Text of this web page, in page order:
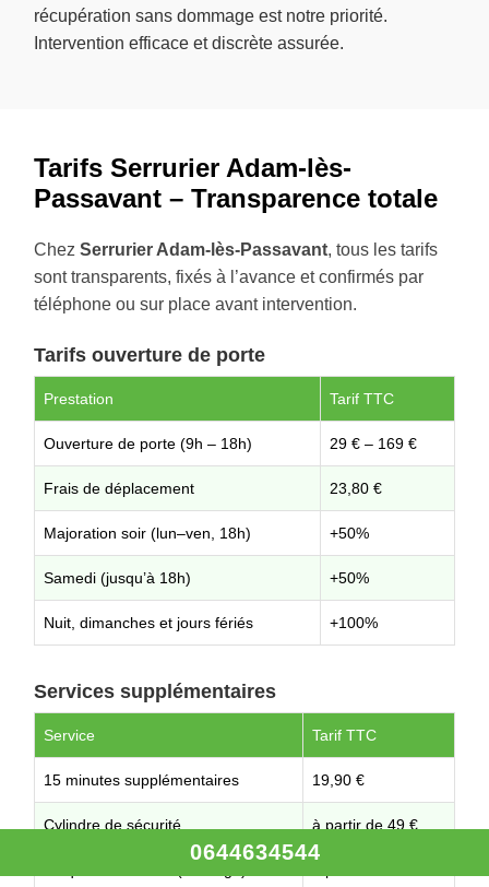
récupération sans dommage est notre priorité.
Intervention efficace et discrète assurée.
Tarifs Serrurier Adam-lès-
Passavant – Transparence totale
Chez Serrurier Adam-lès-Passavant, tous les tarifs
sont transparents, fixés à l’avance et confirmés par
téléphone ou sur place avant intervention.
Tarifs ouverture de porte
Prestation Tarif TTC
Ouverture de porte (9h – 18h) 29 € – 169 €
Frais de déplacement 23,80 €
Majoration soir (lun–ven, 18h) +50%
Samedi (jusqu’à 18h) +50%
Nuit, dimanches et jours fériés +100%
Services supplémentaires
Service Tarif TTC
15 minutes supplémentaires 19,90 €
Cylindre de sécurité à partir de 49 €
0644634544